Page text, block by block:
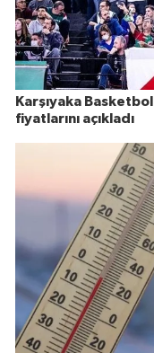
Karşıyaka
fiyatlarını açıkladı